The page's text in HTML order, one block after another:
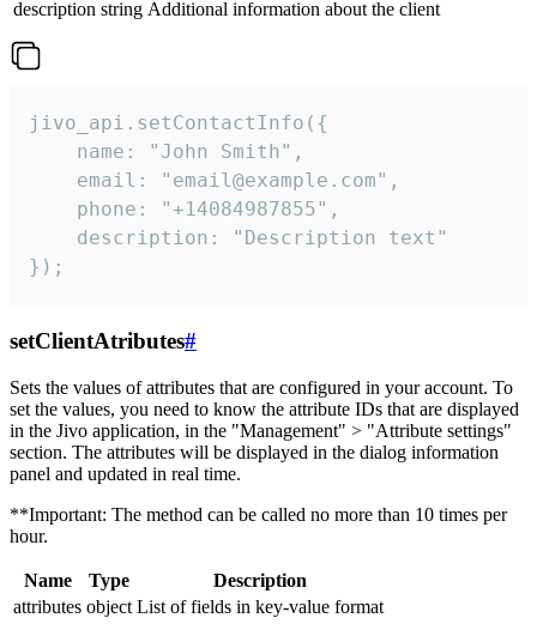
description string Additional information about the client
jivo_api.setContactInfo({
    name: "John Smith",
    email: "email@example.com",
    phone: "+14084987855",
    description: "Description text"
});
setClientAtributes#
Sets the values ​​of attributes that are configured in your account. To
set the values, you need to know the attribute IDs that are displayed
in the Jivo application, in the "Management" > "Attribute settings"
section. The attributes will be displayed in the dialog information
panel and updated in real time.
**Important: The method can be called no more than 10 times per
hour.
Name Type
Description
attributes object List of fields in key-value format